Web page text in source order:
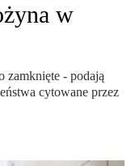
w
zamknięte - podają
cytowane przez